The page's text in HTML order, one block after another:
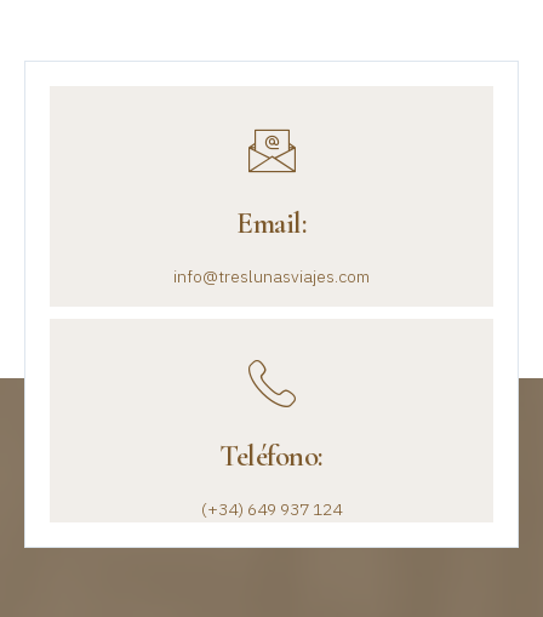
Email:
info@treslunasviajes.com
Teléfono:
(+34) 649 937 124